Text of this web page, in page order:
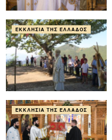
ΕΚΚΛΗΣΊΑ ΤΗΣ ΕΛΛΆΔΟΣ
ΕΚΚΛΗΣΊΑ ΤΗΣ ΕΛΛΆΔΟΣ